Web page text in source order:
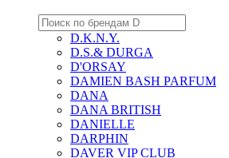
D.K.N.Y.
D.S.& DURGA
D'ORSAY
DAMIEN BASH PARFUM
DANA
DANA BRITISH
DANIELLE
DARPHIN
DAVER VIP CLUB